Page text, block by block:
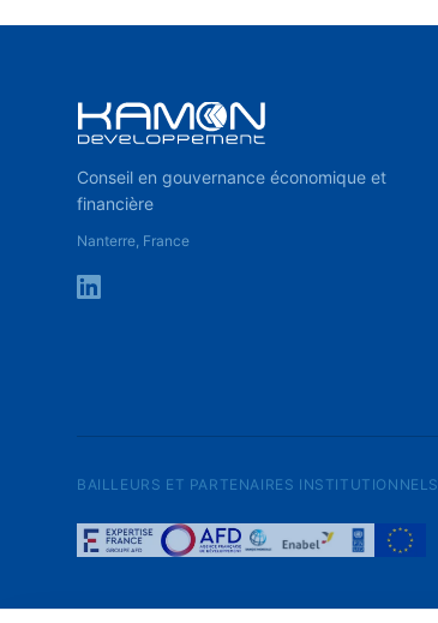
Conseil en gouvernance économique et
financière
Nanterre, France
BAILLEURS ET PARTENAIRES INSTITUTIONNELS